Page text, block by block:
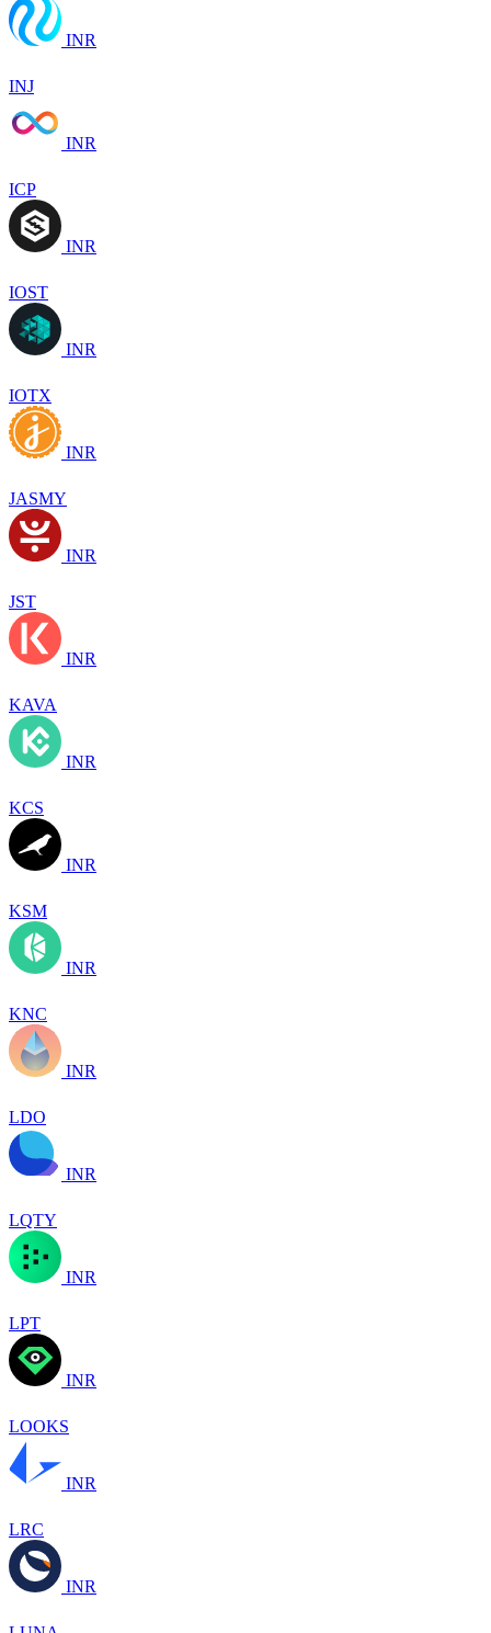
INR
INJ
INR
ICP
INR
IOST
INR
IOTX
INR
JASMY
INR
JST
INR
KAVA
INR
KCS
INR
KSM
INR
KNC
INR
LDO
INR
LQTY
INR
LPT
INR
LOOKS
INR
LRC
INR